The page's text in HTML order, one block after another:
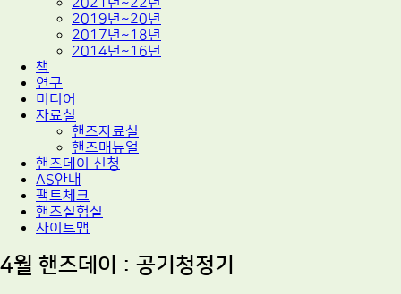
2019년~20년
2017년~18년
2014년~16년
책
연구
미디어
자료실
핸즈자료실
핸즈매뉴얼
핸즈데이 신청
AS안내
팩트체크
핸즈실험실
사이트맵
4월 핸즈데이 : 공기청정기